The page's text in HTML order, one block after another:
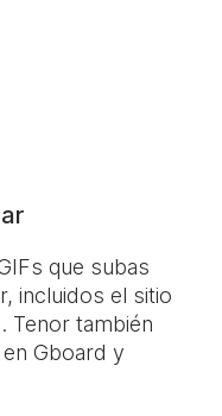
que subas
incluidos el sitio
. Tenor también
Gboard y